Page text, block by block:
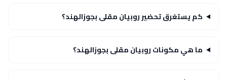
كم يستغرق تحضير روبيان مقلى بجوزالهند؟
ما هي مكونات روبيان مقلى بجوزالهند؟